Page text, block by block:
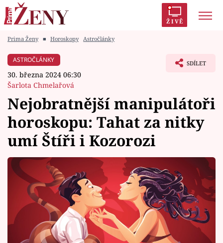
ŽIVĚ
Módní alarm
Témata
Celebrity
Vztahy
Seriály
Horoskopy
Prima Ženy ■ Horoskopy Astročlánky
ASTROČLÁNKY
30. března 2024 06:30
Šarlota Chmelařová
SDÍLET
Nejobratnější manipulátoři
horoskopu: Tahat za nitky
umí Štíři i Kozorozi